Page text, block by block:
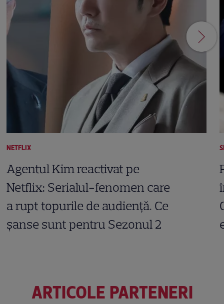
NETFLIX
Agentul Kim reactivat pe
Netflix: Serialul-fenomen care
a rupt topurile de audiență. Ce
șanse sunt pentru Sezonul 2
ARTICOLE PARTENERI